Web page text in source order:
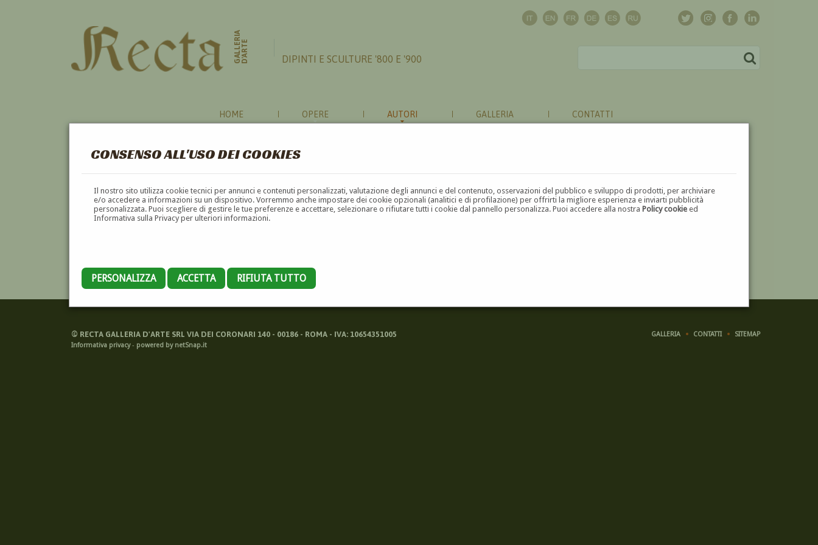
CONSENSO ALL'USO DEI COOKIES
Il nostro sito utilizza cookie tecnici per annunci e contenuti personalizzati, valutazione degli annunci e del contenuto, osservazioni del pubblico e sviluppo di prodotti, per archiviare
e/o accedere a informazioni su un dispositivo. Vorremmo anche impostare dei cookie opzionali (analitici e di profilazione) per offrirti la migliore esperienza e inviarti pubblicità
personalizzata. Puoi scegliere di gestire le tue preferenze e accettare, selezionare o rifiutare tutti i cookie dal pannello personalizza. Puoi accedere alla nostraPolicy cookie ed
Informativa sulla Privacy per ulteriori informazioni.
PERSONALIZZA ACCETTA RIFIUTA TUTTO
GALLERIAD'ARTE DIPINTI E SCULTURE '800 E '900
HOME OPERE AUTORI GALLERIA CONTATTI
PITTORI
A B C D E F G H I J K L M N O P Q R S T U V W X Y Z ⬅
© RECTA GALLERIA D'ARTE SRL VIA DEI CORONARI 140 - 00186 - ROMA - IVA: 10654351005
Informativa privacy- powered by netSnap.it
GALLERIA CONTATTI SITEMAP